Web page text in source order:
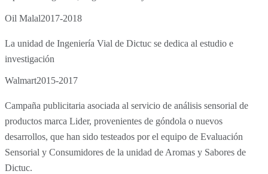
Oil Malal2017-2018
La unidad de Ingeniería Vial de Dictuc se dedica al estudio e
investigación
Walmart2015-2017
Campaña publicitaria asociada al servicio de análisis sensorial de
productos marca Lider, provenientes de góndola o nuevos
desarrollos, que han sido testeados por el equipo de Evaluación
Sensorial y Consumidores de la unidad de Aromas y Sabores de
Dictuc.